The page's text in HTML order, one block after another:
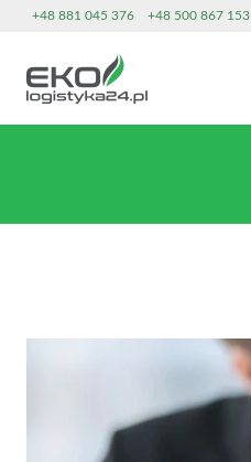
springen
+48 881 045 376 +48 500 867 153